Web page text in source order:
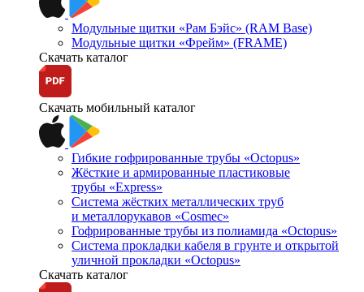
Модульные щитки «Рам Бэйс» (RAM Base)
Модульные щитки «Фрейм» (FRAME)
Скачать каталог
Скачать мобильный каталог
Гибкие гофрированные трубы «Octopus»
Жёсткие и армированные пластиковые
трубы «Express»
Система жёстких металлических труб
и металлорукавов «Cosmec»
Гофрированные трубы из полиамида «Octopus»
Система прокладки кабеля в грунте и открытой
уличной прокладки «Octopus»
Скачать каталог